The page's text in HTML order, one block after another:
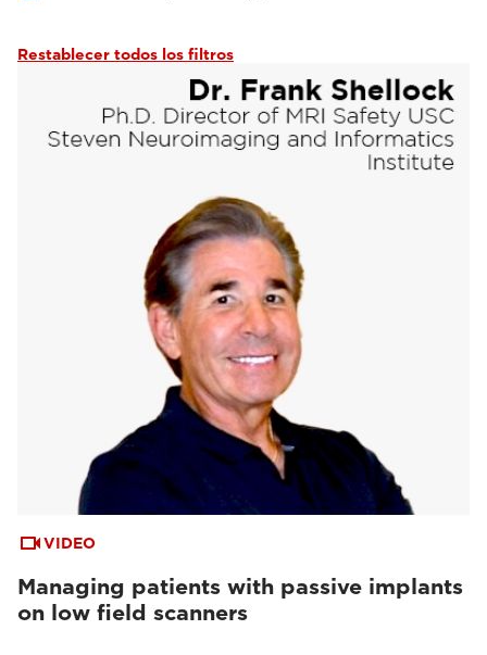
Restablecer todos los filtros
VIDEO
Managing patients with passive implants
on low field scanners